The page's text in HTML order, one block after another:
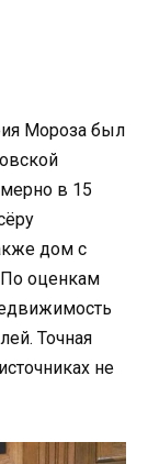
Мороза был
в 15
дом с
оценкам
Точная
не